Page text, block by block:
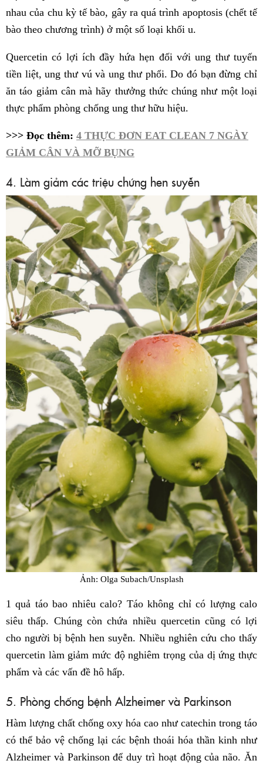
nhau của chu kỳ tế bào, gây ra quá trình apoptosis (chết tế
bào theo chương trình) ở một số loại khối u.
Quercetin có lợi ích đầy hứa hẹn đối với ung thư tuyến
tiền liệt, ung thư vú và ung thư phổi. Do đó bạn đừng chỉ
ăn táo giảm cân mà hãy thưởng thức chúng như một loại
thực phẩm phòng chống ung thư hữu hiệu.
>>> Đọc thêm: 4 THỰC ĐƠN EAT CLEAN 7 NGÀY
GIẢM CÂN VÀ MỠ BỤNG
4. Làm giảm các triệu chứng hen suyễn
Ảnh: Olga Subach/Unsplash
1 quả táo bao nhiêu calo? Táo không chỉ có lượng calo
siêu thấp. Chúng còn chứa nhiều quercetin cũng có lợi
cho người bị bệnh hen suyễn. Nhiều nghiên cứu cho thấy
quercetin làm giảm mức độ nghiêm trọng của dị ứng thực
phẩm và các vấn đề hô hấp.
5. Phòng chống bệnh Alzheimer và Parkinson
Hàm lượng chất chống oxy hóa cao như catechin trong táo
có thể bảo vệ chống lại các bệnh thoái hóa thần kinh như
Alzheimer và Parkinson để duy trì hoạt động của não. Ăn